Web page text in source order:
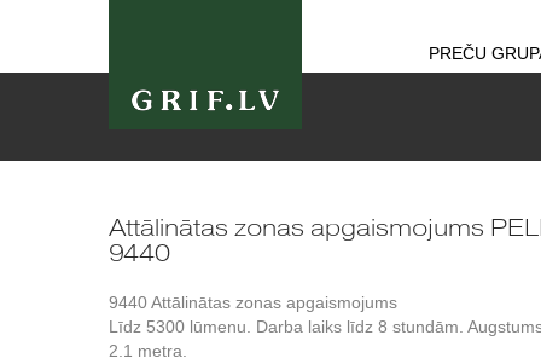
PREČU
Attālinātas zonas apgaismojums
9440
9440 Attālinātas zonas apgaismojums
Līdz 5300 lūmenu. Darba laiks līdz 8 stundām.
2.1 metra.